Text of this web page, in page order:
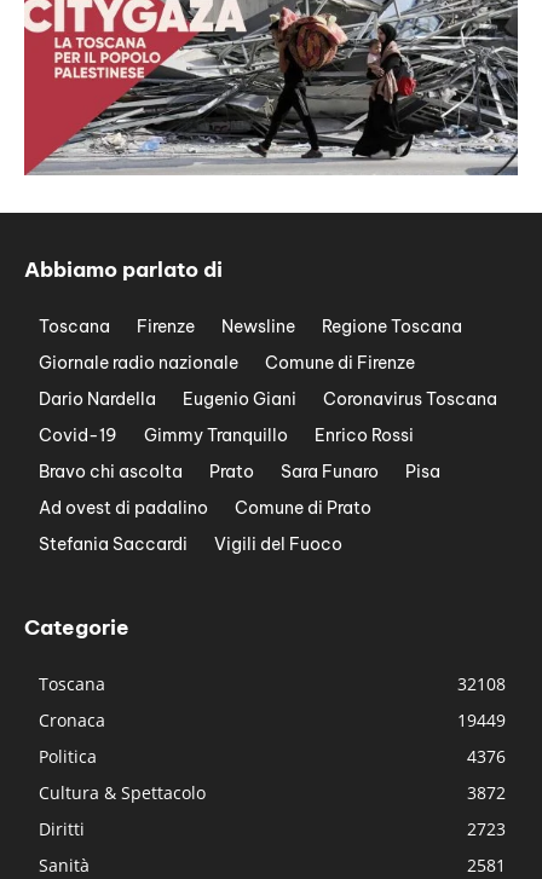
Abbiamo parlato di
Toscana Firenze Newsline
Regione Toscana
Giornale radio nazionale
Comune di Firenze
Dario Nardella
Eugenio Giani
Coronavirus Toscana
Covid-19
Gimmy Tranquillo
Enrico Rossi
Bravo chi ascolta
Prato Sara Funaro
Pisa
Ad ovest di padalino
Comune di Prato
Stefania Saccardi
Vigili del Fuoco
Categorie
Toscana
32108
Cronaca
19449
Politica
4376
Cultura & Spettacolo
3872
Diritti
2723
Sanità
2581